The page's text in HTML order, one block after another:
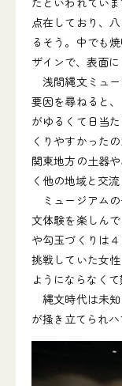
点在しており、
るそう。中でも
ザインで、表面
浅間縄文ミュ
要因を尋ねると
がゆるくて日当
くりやすかった
関東地方の土器
く他の地域と交
ミュージアム
文体験を楽しん
や勾玉づくりは
挑戦していた女
ようにならなく
縄文時代は未
が掻き立てられ